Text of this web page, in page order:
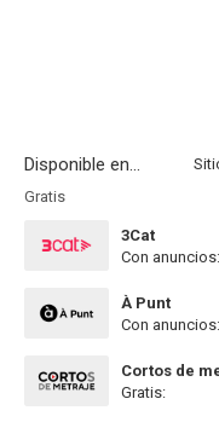
Disponible en...
Gratis
3Cat
Disponible
Con anuncios:
À Punt
Con anuncios:
Cortos de
Gratis: